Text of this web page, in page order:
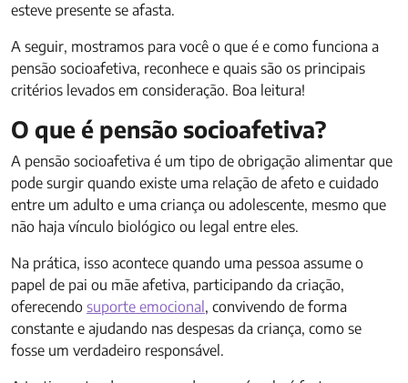
esteve presente se afasta.
A seguir, mostramos para você o que é e como funciona a
pensão socioafetiva, reconhece e quais são os principais
critérios levados em consideração. Boa leitura!
O que é pensão socioafetiva?
A pensão socioafetiva é um tipo de obrigação alimentar que
pode surgir quando existe uma relação de afeto e cuidado
entre um adulto e uma criança ou adolescente, mesmo que
não haja vínculo biológico ou legal entre eles.
Na prática, isso acontece quando uma pessoa assume o
papel de pai ou mãe afetiva, participando da criação,
oferecendo suporte emocional , convivendo de forma
constante e ajudando nas despesas da criança, como se
fosse um verdadeiro responsável.